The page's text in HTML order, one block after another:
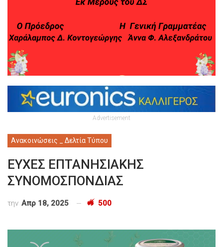
Advertisement
Ανακοινώσεις _ Δελτία Τύπου
ΕΥΧΕΣ ΕΠΤΑΝΗΣΙΑΚΗΣ
ΣΥΝΟΜΟΣΠΟΝΔΙΑΣ
την Απρ 18, 2025 500